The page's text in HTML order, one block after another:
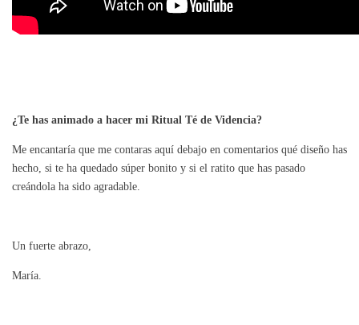
¿Te has animado a hacer mi Ritual Té de Videncia?
Me encantaría que me contaras aquí debajo en comentarios qué diseño has
hecho, si te ha quedado súper bonito y si el ratito que has pasado
creándola ha sido agradable.
Un fuerte abrazo,
María.